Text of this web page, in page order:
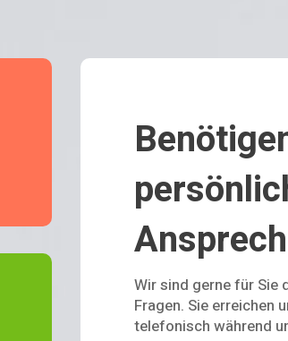
Wir sind gerne für Sie
Fragen. Sie erreichen
telefonisch während